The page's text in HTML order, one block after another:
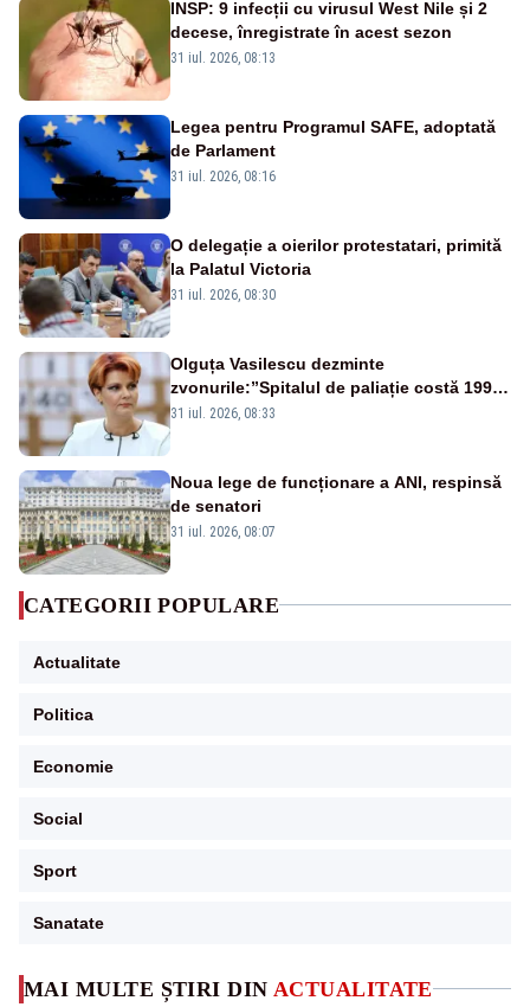
MAI MULTE ȘTIRI DIN ACTUALITATE
INSP: 9 infecții cu virusul West Nile și 2
decese, înregistrate în acest sezon
31 iul. 2026, 08:13
Legea pentru Programul SAFE, adoptată
de Parlament
31 iul. 2026, 08:16
O delegație a oierilor protestatari, primită
la Palatul Victoria
31 iul. 2026, 08:30
Olguța Vasilescu dezminte
zvonurile:”Spitalul de paliație costă 199
de milioane de euro, nu 500 de milioane”
31 iul. 2026, 08:33
Noua lege de funcționare a ANI, respinsă
de senatori
31 iul. 2026, 08:07
CATEGORII POPULARE
Actualitate
Politica
Economie
Social
Sport
Sanatate